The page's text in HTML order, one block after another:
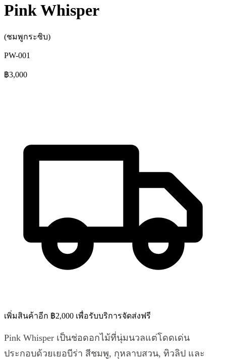
Pink Whisper
(ชมพูกระซิบ)
PW-001
฿3,000
เพิ่มสินค้าอีก ฿2,000 เพื่อรับบริการจัดส่งฟรี
Pink Whisper เป็นช่อดอกไม้ที่นุ่มนวลแต่โดดเด่น
ประกอบด้วยเยอบีร่า สีชมพู, กุหลาบสวน, ทิวลิป และ